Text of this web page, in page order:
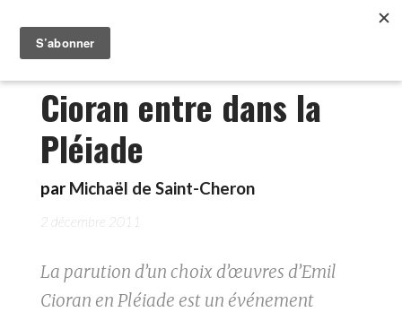
Cioran entre dans la
Pléiade
par Michaël de Saint-Cheron
2 décembre 2011
La parution d’un choix d’œuvres d’Emil
Cioran en Pléiade est un événement